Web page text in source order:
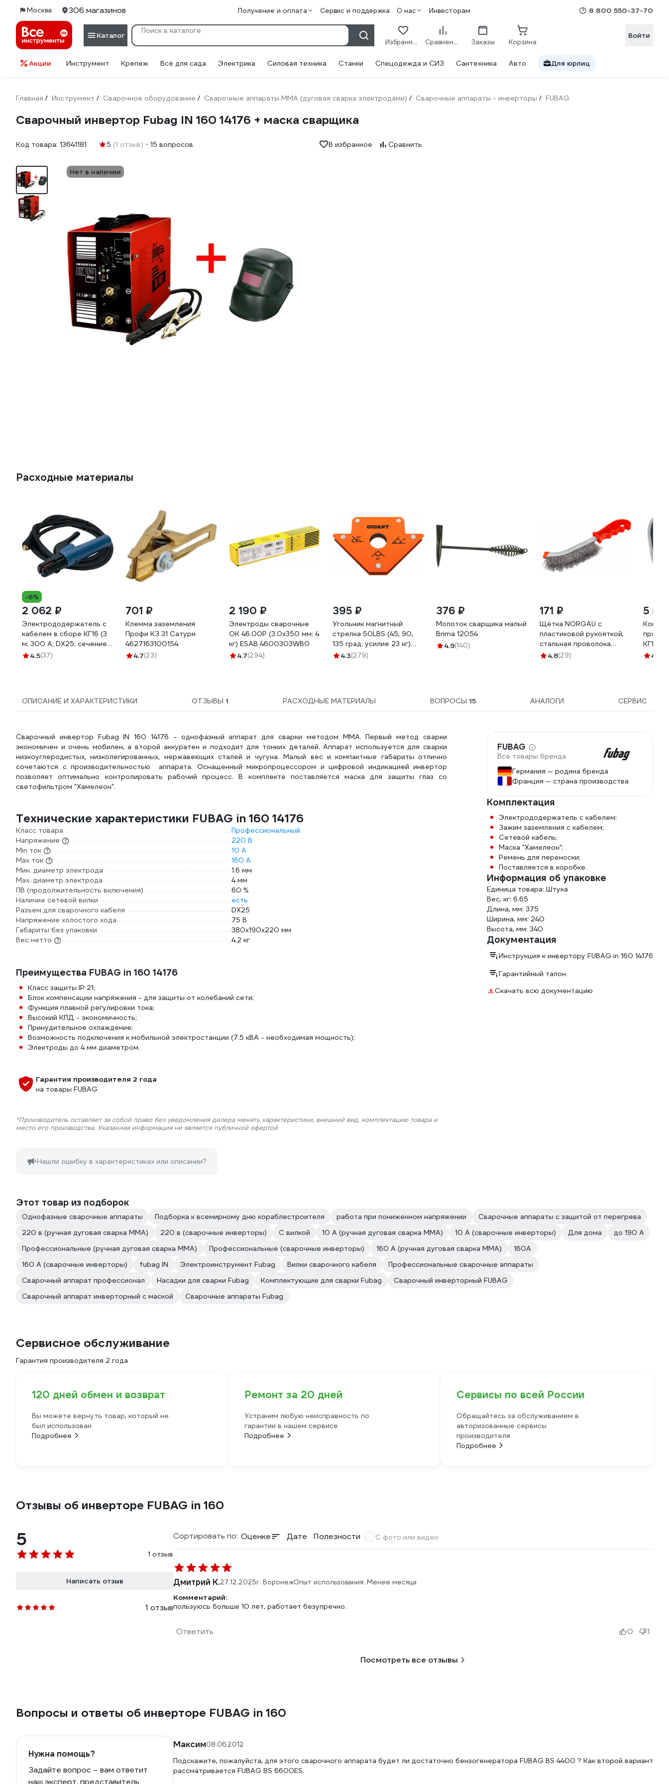
Москва 306 магазинов Получение и оплата Сервис и поддержка О нас Инвесторам 8 800 550-37-70
Каталог
Избранное Сравнение Заказы Корзина
Войти
Акции Инструмент Крепеж Всё для сада Электрика Силовая техника Станки Спецодежда и СИЗ Сантехника Авто Для юрлиц
Главная / Инструмент / Сварочное оборудование / Сварочные аппараты ММА (дуговая сварка электродами) / Сварочные аппараты - инверторы / FUBAG
Сварочный инвертор Fubag IN 160 14176 + маска сварщика
Код товара: 13641181 5 (1 отзыв) 15 вопросов В избранное Сравнить
Нет в наличии
Расходные материалы
-6%
2 062 ₽
Электрододержатель с
кабелем в сборе КГ16 (3
м; 300 А; DX25; сечение
16 мм²; медь) Gigant G-
4.5(37)
701 ₽
Клемма заземления
Профи КЗ 31 Сатурн
4627163100154
4.7(23)
2 190 ₽
Электроды сварочные
OK 46.00P (3.0х350 мм; 4
кг) ESAB 4600303WB0
4.7(294)
395 ₽
Угольник магнитный
стрелка 50LBS (45, 90,
135 град; усилие 23 кг)
Gigant G-0513
4.3(279)
376 ₽
Молоток сварщика малый
Brima 12054
4.9(140)
171 ₽
Щётка NORGAU с
пластиковой рукояткой,
стальная проволока
087602102
4.8(29)
5
КГ10
4.4
ОПИСАНИЕ И ХАРАКТЕРИСТИКИ ОТЗЫВЫ 1 РАСХОДНЫЕ МАТЕРИАЛЫ ВОПРОСЫ 15 АНАЛОГИ СЕРВИС
Сварочный инвертор Fubag IN 160 14176 - однофазный аппарат для сварки методом ММА. Первый метод сварки
экономичен и очень мобилен, а второй аккуратен и подходит для тонких деталей. Аппарат используется для сварки
низкоуглеродистых, низколегированных, нержавеющих сталей и чугуна. Малый вес и компактные габариты отлично
сочетаются с производительностью аппарата. Оснащенный микропроцессором и цифровой индикацией инвертор
позволяет оптимально контролировать рабочий процесс. В комплекте поставляется маска для защиты глаз со
светофильтром "Хамелеон".
Технические характеристики FUBAG in 160 14176
Класс товара
Профессиональный
Напряжение
220 В
Min ток
10 А
Max ток
160 А
Мин. диаметр электрода
1.6 мм
Мах. диаметр электрода
4 мм
ПВ (продолжительность включения)
60 %
Наличие сетевой вилки
есть
Разъем для сварочного кабеля
DX25
Напряжение холостого хода
75 В
Габариты без упаковки
380х190х220 мм
Вес нетто
4.2 кг
Преимущества FUBAG in 160 14176
Класс защиты IP 21;
Блок компенсации напряжения - для защиты от колебаний сети;
Функция плавной регулировки тока;
Высокий КПД - экономичность;
Принудительное охлаждение;
Возможность подключения к мобильной электростанции (7.5 кВА - необходимая мощность);
Электроды до 4 мм диаметром.
Гарантия производителя 2 года
на товары FUBAG
*Производитель оставляет за собой право без уведомления дилера менять характеристики, внешний вид, комплектацию товара и
место его производства. Указанная информация не является публичной офертой
Нашли ошибку в характеристиках или описании?
FUBAG
Все товары бренда
Германия — родина бренда
Франция — страна производства
Комплектация
Электрододержатель с кабелем;
Зажим заземления с кабелем;
Сетевой кабель;
Маска "Хамелеон";
Ремень для переноски;
Поставляется в коробке.
Информация об упаковке
Единица товара: Штука
Вес, кг: 6.65
Длина, мм: 375
Ширина, мм: 240
Высота, мм: 340
Документация
Инструкция к инвертору FUBAG in 160 14176
Гарантийный талон
Скачать всю документацию
Этот товар из подборок
Однофазные сварочные аппараты Подборка к всемирному дню кораблестроителя работа при пониженном напряжении
Сварочные аппараты с защитой от перегрева
220 в (ручная дуговая сварка MMA)
220 в (сварочные инверторы) С вилкой 10 А (ручная дуговая сварка MMA) 10 А (сварочные инверторы) Для дома
до 190 А
Профессиональные (ручная дуговая сварка MMA)
Профессиональные (сварочные инверторы) 160 А (ручная дуговая сварка MMA)
160А
160 А (сварочные инверторы)
fubag IN Электроинструмент Fubag Вилки сварочного кабеля
Профессиональные сварочные аппараты
Сварочный аппарат профессионал
Насадки для сварки Fubag Комплектующие для сварки Fubag
Сварочный инверторный FUBAG
Сварочный аппарат инверторный с маской
Сварочные аппараты Fubag
Сервисное обслуживание
Гарантия производителя 2 года
120 дней обмен и возврат
Вы можете вернуть товар, который не
был использован
Подробнее
Ремонт за 20 дней
Устраним любую неисправность по
гарантии в нашем сервисе
Подробнее
Сервисы по всей России
Обращайтесь за обслуживанием в
авторизованные сервисы
производителя
Подробнее
Отзывы об инверторе FUBAG in 160
5
1 отзыв
Написать отзыв
1 отзыв
Сортировать по: Оценке Дате Полезности С фото или видео
Дмитрий К.27.12.2025г. ВоронежОпыт использования: Менее месяца
Комментарий:
пользуюсь больше 10 лет, работает безупречно.
Ответить 0 1
Посмотреть все отзывы
Вопросы и ответы об инверторе FUBAG in 160
Нужна помощь?
Задайте вопрос – вам ответит
наш эксперт, представитель
Максим08.06.2012
Подскажите, пожалуйста, для этого сварочного аппарата будет ли достаточно бензогенератора FUBAG BS 4400 ? Как второй вариант
рассматривается FUBAG BS 6600ES.